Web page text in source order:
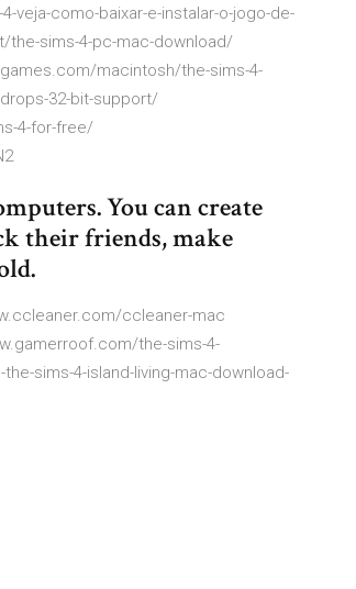
como-baixar-e-instalar-o-jogo-de-
the-sims-4-pc-mac-download/
macintosh/the-sims-4-
32-bit-support/
4-for-free/
You can create
their friends, make
ccleaner-mac
the-sims-4-
sims-4-island-living-mac-download-